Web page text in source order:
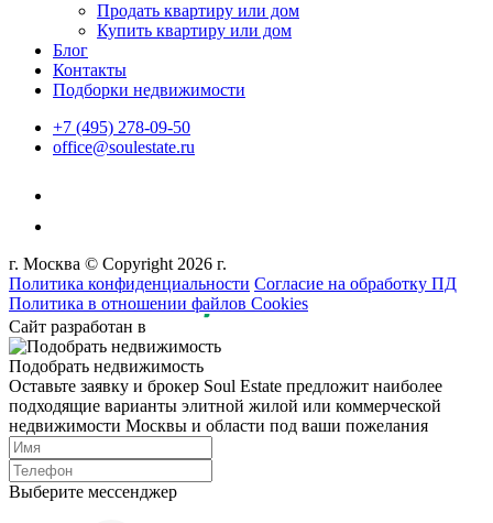
Продать квартиру или дом
Купить квартиру или дом
Блог
Контакты
Подборки недвижимости
+7 (495) 278-09-50
office@soulestate.ru
г. Москва © Copyright 2026 г.
Политика конфиденциальности Согласие на обработку ПД
Политика в отношении файлов Cookies
Сайт разработан в
Подобрать недвижимость
Оставьте заявку и брокер Soul Estate предложит наиболее
подходящие варианты элитной жилой или коммерческой
недвижимости Москвы и области под ваши пожелания
Выберите мессенджер